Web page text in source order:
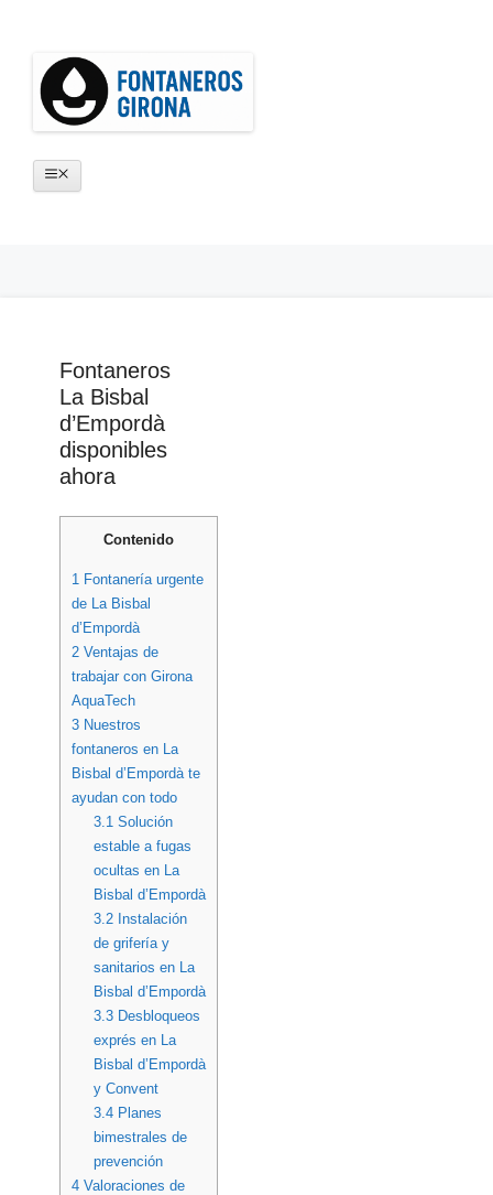
Fontaneros
La Bisbal
d’Empordà
disponibles
ahora
Contenido
1 Fontanería urgente
de La Bisbal
d’Empordà
2 Ventajas de
trabajar con Girona
AquaTech
3 Nuestros
fontaneros en La
Bisbal d’Empordà te
ayudan con todo
3.1 Solución
estable a fugas
ocultas en La
Bisbal d’Empordà
3.2Instalación
de grifería y
sanitarios en La
Bisbal d’Empordà
3.3Desbloqueos
exprés en La
Bisbal d’Empordà
y Convent
3.4Planes
bimestrales de
prevención
4 Valoraciones de